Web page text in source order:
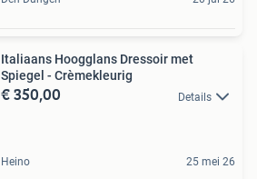
Italiaans Hoogglans Dressoir met
Spiegel - Crèmekleurig
€ 350,00 Details
Heino 25 mei 26